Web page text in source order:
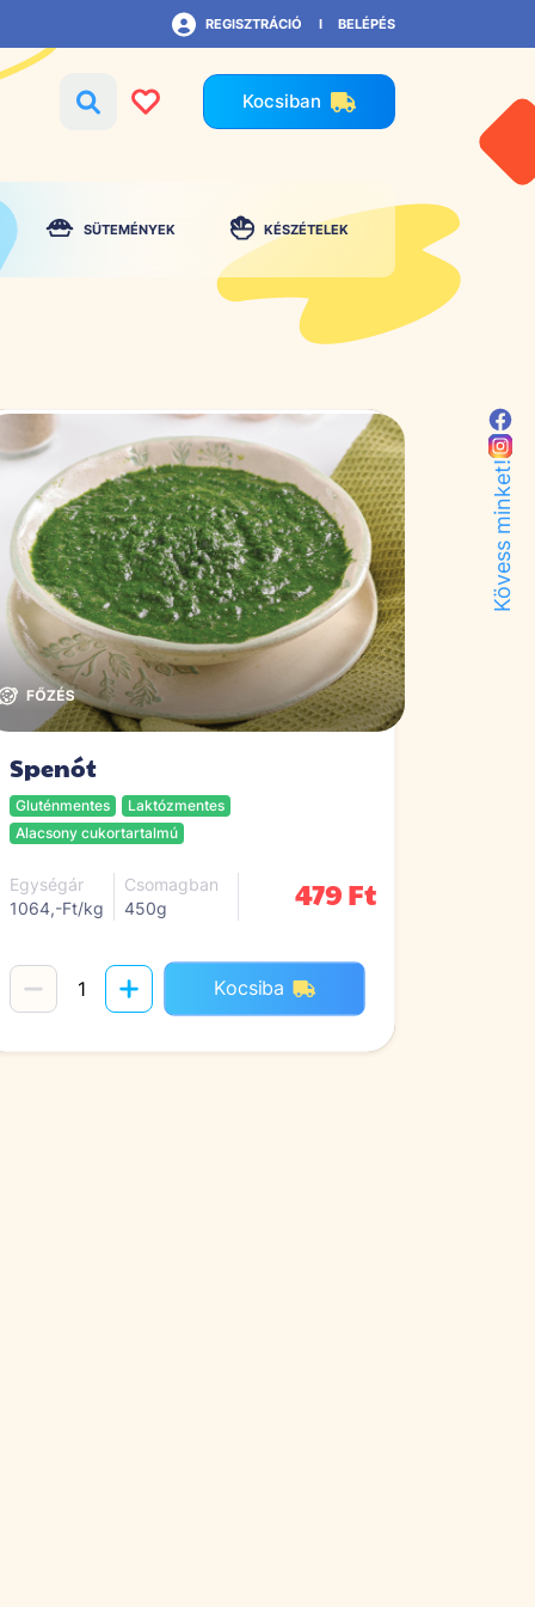
REGISZTRÁCIÓ BELÉPÉS
Kocsiban
SÜTEMÉNYEK KÉSZÉTELEK
Spenót
Gluténmentes
Laktózmentes
Alacsony cukortartalmú
Egységár
1064,-Ft/kg
Csomagban
450g
479 Ft
Kocsiba
Kövess minket!